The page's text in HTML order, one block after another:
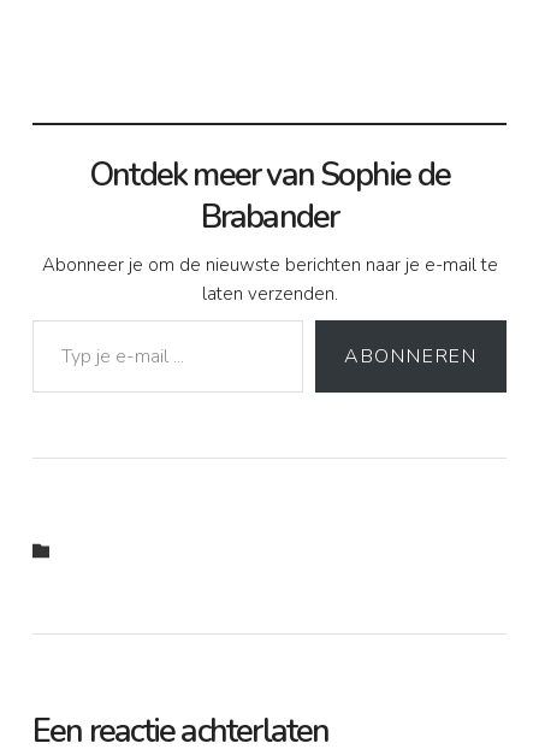
Ontdek meer van Sophie de
Brabander
Abonneer je om de nieuwste berichten naar je e-mail te
laten verzenden.
Typ je e-mail ...
ABONNEREN
Een reactie achterlaten